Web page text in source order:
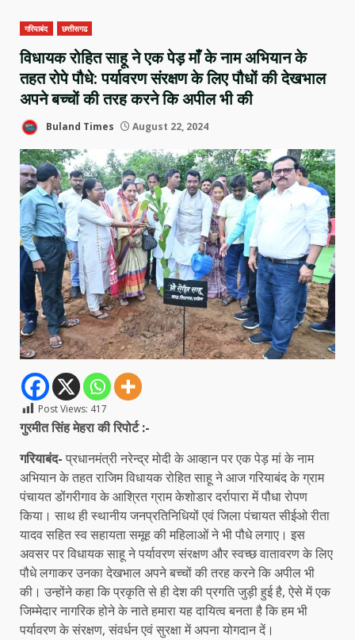
गरियाबंद छत्तीसगढ
विधायक रोहित साहू ने एक पेड़ माँ के नाम अभियान के
तहत रोपे पौधे: पर्यावरण संरक्षण के लिए पौधों की देखभाल
अपने बच्चों की तरह करने कि अपील भी की
Buland Times August 22, 2024
Post Views: 417
गुरमीत सिंह मेहरा की रिपोर्ट :-
गरियाबंद- प्रधानमंत्री नरेन्द्र मोदी के आव्हान पर एक पेड़ मां के नाम
अभियान के तहत राजिम विधायक रोहित साहू ने आज गरियाबंद के ग्राम
पंचायत डोंगरीगाव के आश्रित ग्राम केशोडार दर्रापारा में पौधा रोपण
किया। साथ ही स्थानीय जनप्रतिनिधियों एवं जिला पंचायत सीईओ रीता
यादव सहित स्व सहायता समूह की महिलाओं ने भी पौधे लगाए। इस
अवसर पर विधायक साहू ने पर्यावरण संरक्षण और स्वच्छ वातावरण के लिए
पौधे लगाकर उनका देखभाल अपने बच्चों की तरह करने कि अपील भी
की। उन्होंने कहा कि प्रकृति से ही देश की प्रगति जुड़ी हुई है, ऐसे में एक
जिम्मेदार नागरिक होने के नाते हमारा यह दायित्व बनता है कि हम भी
पर्यावरण के संरक्षण, संवर्धन एवं सुरक्षा में अपना योगदान दें।